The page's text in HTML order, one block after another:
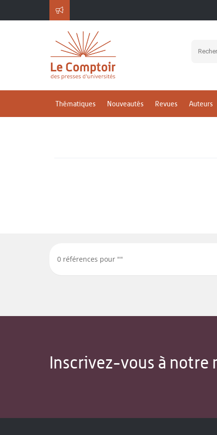
Thématiques Nouveautés Revues Auteurs
0 références pour ""
Inscrivez-vous à notre